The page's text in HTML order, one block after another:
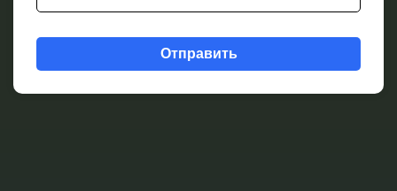
Отправить